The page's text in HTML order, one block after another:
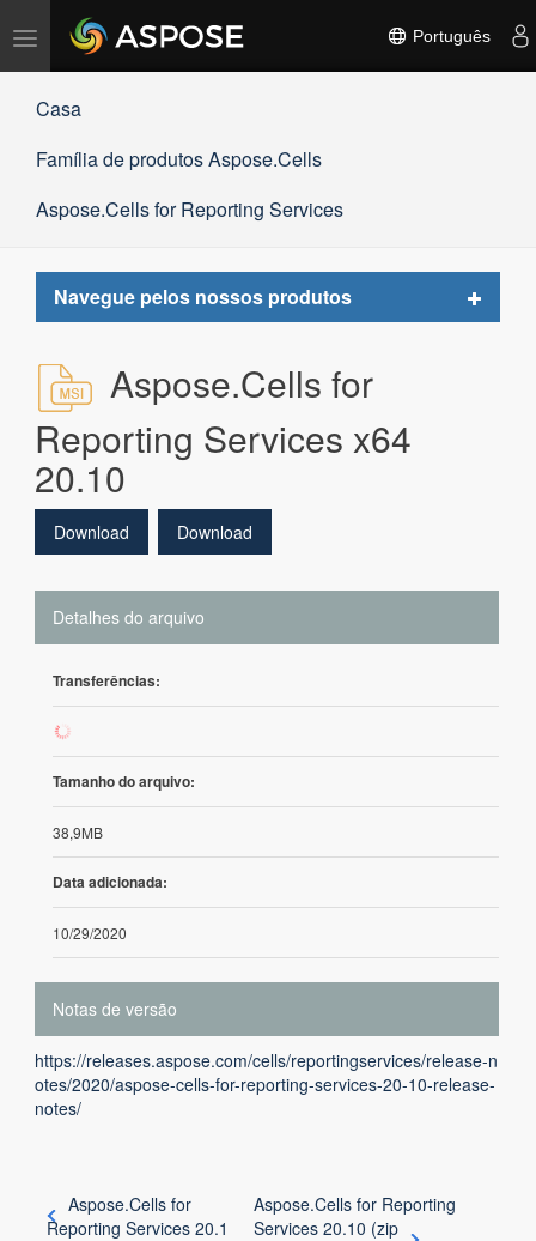
Alternar
navegação
Português
Casa
Família de produtos Aspose.Cells
Aspose.Cells for Reporting Services
Navegue pelos nossos produtos
Toggle
Aspose.Cells for
Reporting Services x64
20.10
Download Download
Detalhes do arquivo
Transferências:
4
Tamanho do arquivo:
38,9MB
Data adicionada:
10/29/2020
Notas de versão
https://releases.aspose.com/cells/reportingservices/release-n
otes/2020/aspose-cells-for-reporting-services-20-10-release-
notes/
Aspose.Cells for
Reporting Services 20.1
Aspose.Cells for Reporting
Services 20.10 (zip